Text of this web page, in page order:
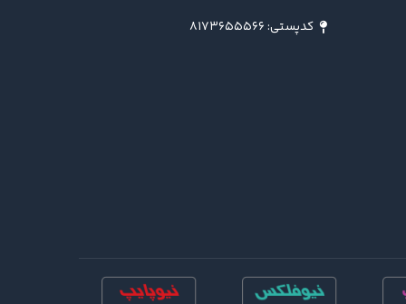
کدپستی: ۸۱۷۳۶۵۵۵۶۶